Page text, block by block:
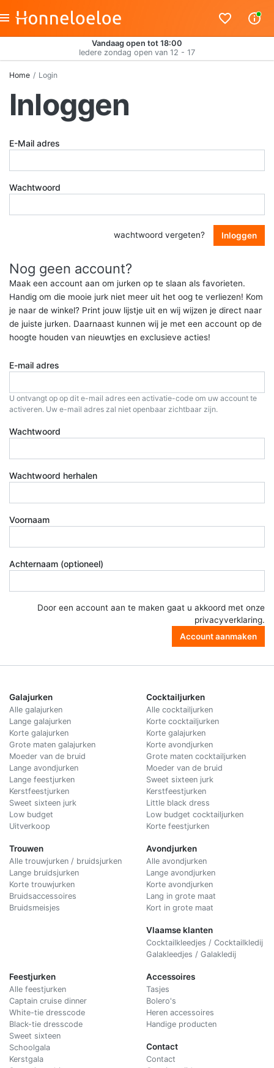
Vandaag open tot 18:00
Iedere zondag open van 12 - 17
Home Login
Inloggen
E-Mail adres
Wachtwoord
wachtwoord vergeten? Inloggen
Nog geen account?
Maak een account aan om jurken op te slaan als favorieten.
Handig om die mooie jurk niet meer uit het oog te verliezen! Kom
je naar de winkel? Print jouw lijstje uit en wij wijzen je direct naar
de juiste jurken. Daarnaast kunnen wij je met een account op de
hoogte houden van nieuwtjes en exclusieve acties!
E-mail adres
U ontvangt op op dit e-mail adres een activatie-code om uw account te
activeren. Uw e-mail adres zal niet openbaar zichtbaar zijn.
Wachtwoord
Wachtwoord herhalen
Voornaam
Achternaam (optioneel)
Door een account aan te maken gaat u akkoord met onze
privacyverklaring.
Account aanmaken
Galajurken
Alle galajurken
Lange galajurken
Korte galajurken
Grote maten galajurken
Moeder van de bruid
Lange avondjurken
Lange feestjurken
Kerstfeestjurken
Sweet sixteen jurk
Low budget
Uitverkoop
Trouwen
Alle trouwjurken / bruidsjurken
Lange bruidsjurken
Korte trouwjurken
Bruidsaccessoires
Bruidsmeisjes
Cocktailjurken
Alle cocktailjurken
Korte cocktailjurken
Korte galajurken
Korte avondjurken
Grote maten cocktailjurken
Moeder van de bruid
Sweet sixteen jurk
Kerstfeestjurken
Little black dress
Low budget cocktailjurken
Korte feestjurken
Avondjurken
Alle avondjurken
Lange avondjurken
Korte avondjurken
Lang in grote maat
Kort in grote maat
Vlaamse klanten
Cocktailkleedjes / Cocktailkledij
Galakleedjes / Galakledij
Feestjurken
Alle feestjurken
Captain cruise dinner
White-tie dresscode
Black-tie dresscode
Sweet sixteen
Schoolgala
Kerstgala
Accessoires
Tasjes
Bolero's
Heren accessoires
Handige producten
Contact
Contact